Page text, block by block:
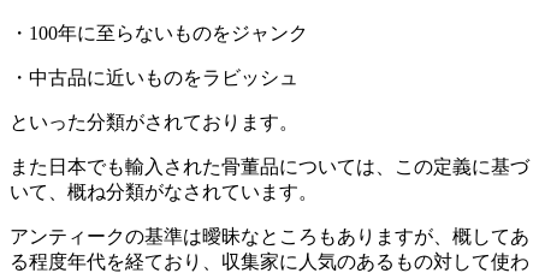
・100年に至らないものをジャンク
・中古品に近いものをラビッシュ
といった分類がされております。
また日本でも輸入された骨董品については、この定義に基づ
いて、概ね分類がなされています。
アンティークの基準は曖昧なところもありますが、概してあ
る程度年代を経ており、収集家に人気のあるもの対して使わ